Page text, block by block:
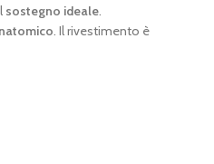
sostegno ideale.
. Il rivestimento è